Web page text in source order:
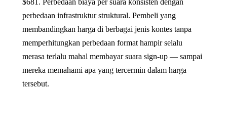
perbedaan infrastruktur struktural. Pembeli yang
membandingkan harga di berbagai jenis kontes tanpa
memperhitungkan perbedaan format hampir selalu
merasa terlalu mahal membayar suara sign-up — sampai
mereka memahami apa yang tercermin dalam harga
tersebut.